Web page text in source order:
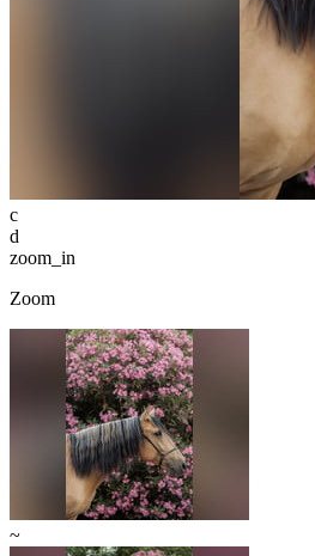
c
d
zoom_in
Zoom
~